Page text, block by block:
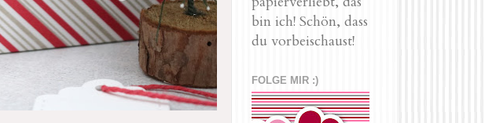
bin ich! Schön, dass
du vorbeischaust!
FOLGE MIR :)